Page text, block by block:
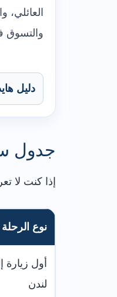
العائلي،
والتسوق
دليل
جدول
إذا كنت لا
نوع الرحلة
أول زيارة
لندن